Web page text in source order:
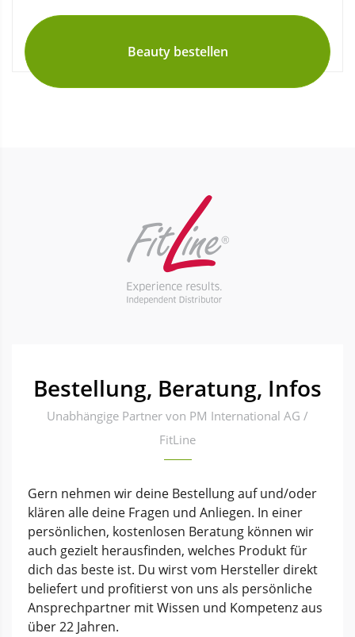
Beauty bestellen
Bestellung, Beratung, Infos
Unabhängige Partner von PM International AG /
FitLine
Gern nehmen wir deine Bestellung auf und/oder
klären alle deine Fragen und Anliegen. In einer
persönlichen, kostenlosen Beratung können wir
auch gezielt herausfinden, welches Produkt für
dich das beste ist. Du wirst vom Hersteller direkt
beliefert und profitierst von uns als persönliche
Ansprechpartner mit Wissen und Kompetenz aus
über 22 Jahren.